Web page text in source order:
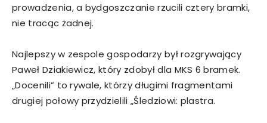
prowadzenia, a bydgoszczanie rzucili cztery bramki,
nie tracąc żadnej.
Najlepszy w zespole gospodarzy był rozgrywający
Paweł Dziakiewicz, który zdobył dla MKS 6 bramek.
„Docenili” to rywale, którzy długimi fragmentami
drugiej połowy przydzielili „Śledziowi: plastra.